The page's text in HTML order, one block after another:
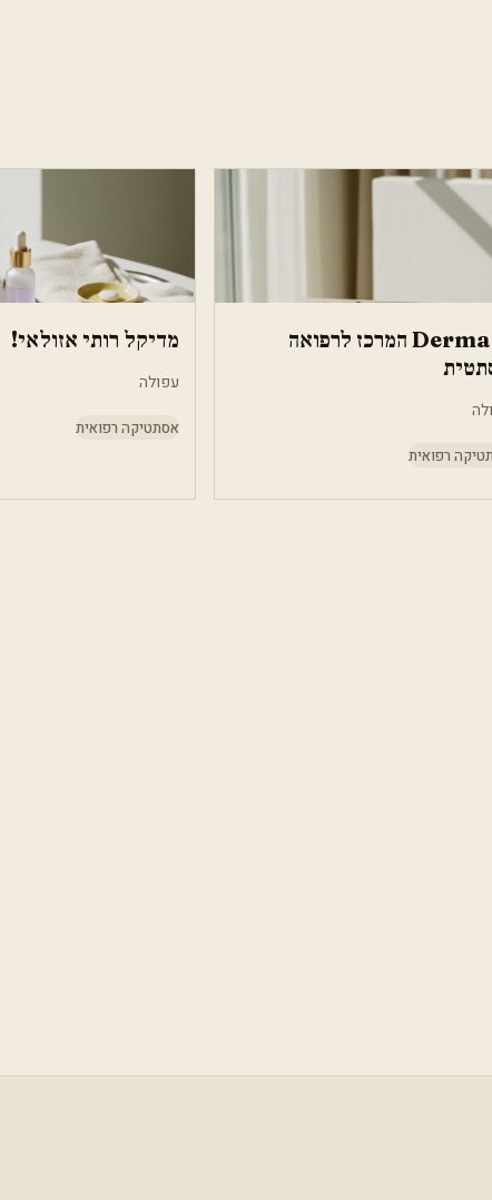
Derma C המרכז לרפואה
רפואית
מדיקל רותי אזולאי!
עפולה
אסתטיקה רפואית